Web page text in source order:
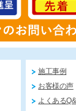
施工事例
お客様の声
よくある